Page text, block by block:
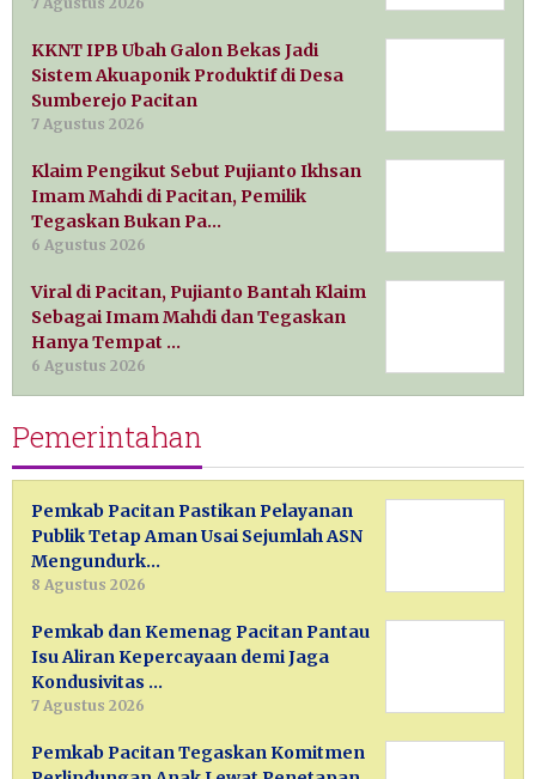
KKNT IPB Ubah Galon Bekas Jadi
Sistem Akuaponik Produktif di Desa
Sumberejo Pacitan
7 Agustus 2026
Klaim Pengikut Sebut Pujianto Ikhsan
Imam Mahdi di Pacitan, Pemilik
Tegaskan Bukan Pa…
6 Agustus 2026
Viral di Pacitan, Pujianto Bantah Klaim
Sebagai Imam Mahdi dan Tegaskan
Hanya Tempat …
6 Agustus 2026
Pemerintahan
Pemkab Pacitan Pastikan Pelayanan
Publik Tetap Aman Usai Sejumlah ASN
Mengundurk…
8 Agustus 2026
Pemkab dan Kemenag Pacitan Pantau
Isu Aliran Kepercayaan demi Jaga
Kondusivitas …
7 Agustus 2026
Pemkab Pacitan Tegaskan Komitmen